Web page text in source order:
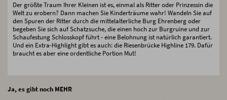
Der größte Traum Ihrer Kleinen ist es, einmal als Ritter oder Prinzessin die
Welt zu erobern? Dann machen Sie Kinderträume wahr! Wandeln Sie auf
den Spuren der Ritter durch die mittelalterliche Burg Ehrenberg oder
begeben Sie sich auf Schatzsuche, die einen hoch zur Burgruine und zur
Schaufestung Schlosskopf führt - eine Belohnung ist natürlich garantiert.
Und ein Extra-Highlight gibt es auch: die Riesenbrücke Highline 179. Dafür
braucht es aber eine ordentliche Portion Mut!
Ja, es gibt noch MEHR